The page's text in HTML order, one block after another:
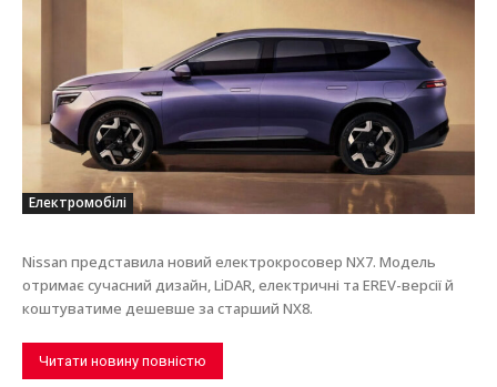
Електромобілі
Nissan представила новий електрокросовер NX7. Модель
отримає сучасний дизайн, LiDAR, електричні та EREV-версії й
коштуватиме дешевше за старший NX8.
Читати новину повністю